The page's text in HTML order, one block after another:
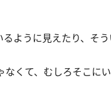
ように見えたり、そ
くて、むしろそこに